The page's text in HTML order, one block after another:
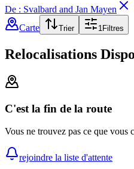
De : Svalbard and Jan Mayen
Carte
Trier 1Filtres
Relocalisations
C'est la fin de la route
Vous ne trouvez pas ce que vous
rejoindre la liste d'attente